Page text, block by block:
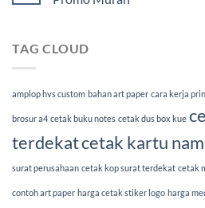
TAG CLOUD
amplop hvs custom bahan art paper cara kerja
brosur a4 cetak buku notes cetak dus box kue
terdekatcetak kartu
surat perusahaan cetak kop surat terdekat cetak
contoh art paper harga cetak stiker logo harga